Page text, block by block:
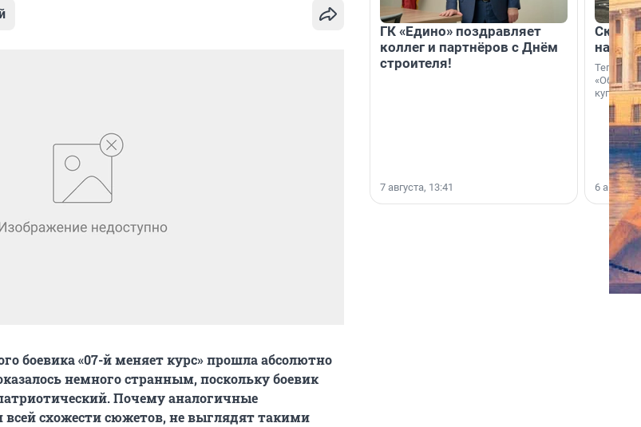
боевика «07-й меняет курс» прошла абсолютно
немного странным, поскольку боевик
Почему аналогичные
всей схожести сюжетов, не выглядят такими
ГК «Едино» поздравляет
коллег и партнёров с Днём
строителя!
7 августа, 13:41
на
Теперь
купить
6